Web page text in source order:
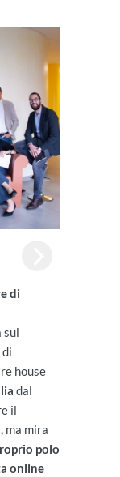
di
sul
house
dal
il
ma mira
polo
online